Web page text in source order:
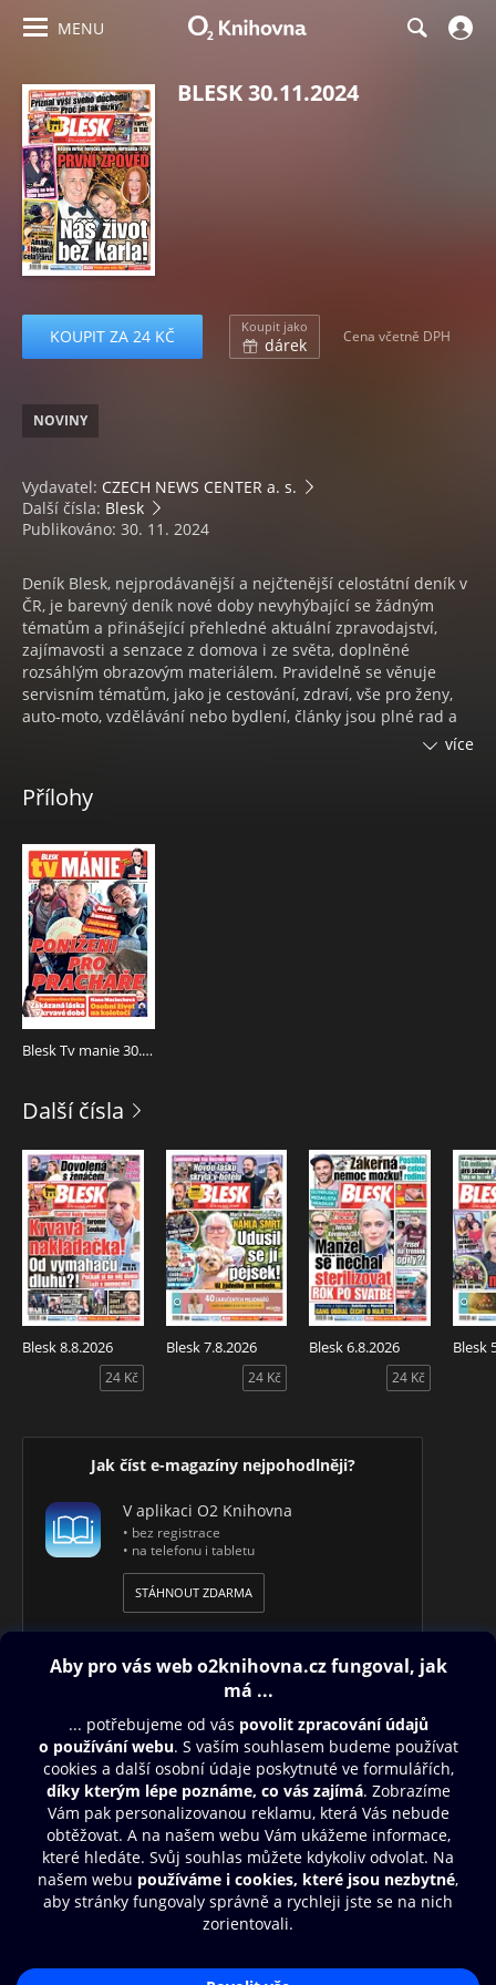
MENU
BLESK 30.11.2024
KOUPIT ZA 24 KČ Koupit jako
dárek Cena včetně DPH
NOVINY
Vydavatel: CZECH NEWS CENTER a. s.
Další čísla: Blesk
Publikováno: 30. 11. 2024
Deník Blesk, nejprodávanější a nejčtenější celostátní deník v
ČR, je barevný deník nové doby nevyhýbající se žádným
tématům a přinášející přehledné aktuální zpravodajství,
zajímavosti a senzace z domova i ze světa, doplněné
rozsáhlým obrazovým materiálem. Pravidelně se věnuje
servisním tématům, jako je cestování, zdraví, vše pro ženy,
auto-moto, vzdělávání nebo bydlení, články jsou plné rad a
doporučení. Sobotní příloha je souhrnem nejzajímavějších
regionálních mutacích Praha, Praha a střední Čechy, jižní
okolí, jižní Morava a severní Morava. V neděli vychází jeho
magazínový sourozenec Nedělní BLESK.
více
Přílohy
Blesk Tv manie 30.11.2024
Další čísla
Blesk 8.8.2026
24 Kč
Blesk 7.8.2026
24 Kč
Blesk 6.8.2026
24 Kč
Blesk
Jak číst e-magazíny nejpohodlněji?
V aplikaci O2 Knihovna
• bez registrace
• na telefonu i tabletu
STÁHNOUT ZDARMA
Obsah ke stažení
Moje O2 Knihovna
Další zábava
© O2 Czech Republic a.s.